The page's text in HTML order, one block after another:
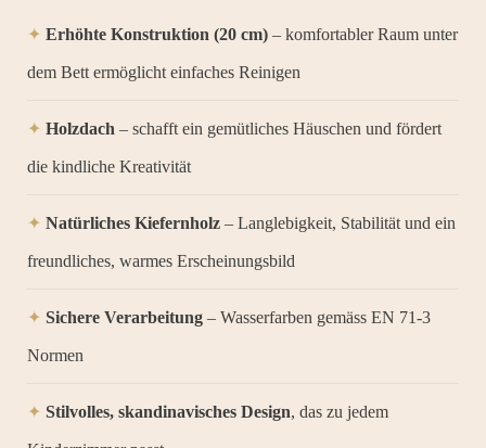
✦ Erhöhte Konstruktion (20 cm) – komfortabler Raum unter
dem Bett ermöglicht einfaches Reinigen
✦ Holzdach – schafft ein gemütliches Häuschen und fördert
die kindliche Kreativität
✦ Natürliches Kiefernholz – Langlebigkeit, Stabilität und ein
freundliches, warmes Erscheinungsbild
✦ Sichere Verarbeitung – Wasserfarben gemäss EN 71-3
Normen
✦ Stilvolles, skandinavisches Design, das zu jedem